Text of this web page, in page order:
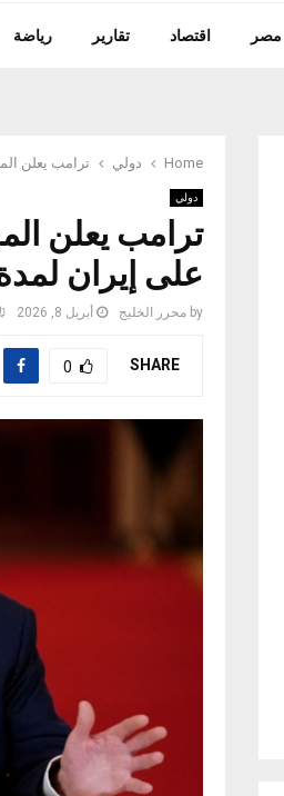
مصر اقتصاد تقارير رياضة
Home دولي ترامب يعلن
دولي
ترامب يعلن
على إيران
by محرر الخليج أبريل 8, 2026
SHARE
0